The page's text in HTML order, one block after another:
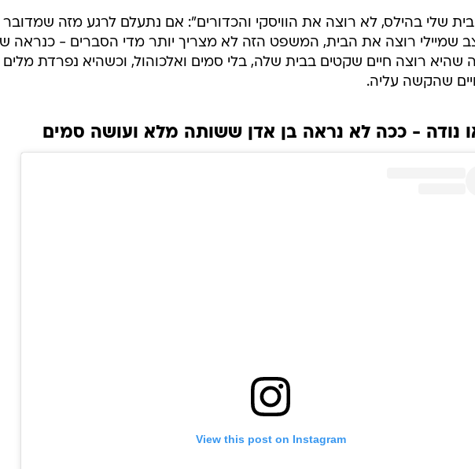
שלי בהילס, לא רוצה את הוויסקי והכדורים": אם נתעלם לרגע מזה שמדובר
שמיילי רוצה את הבית, המשפט הזה לא מצריך יותר מדי הסברים - כנראה
שהיא רוצה חיים שקטים בבית שלה, בלי סמים ואלכוהול, וכשהיא נפרדת מלים
שהקשה עליה.
נודה - ככה לא נראה בן אדן ששותה מלא ועושה סמים
View this post on Instagram